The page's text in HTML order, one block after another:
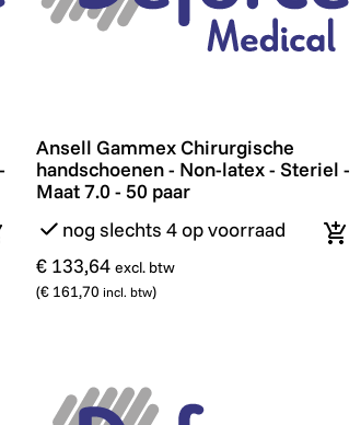
- Non-latex - Steriel - 50 paar
winkelmandje
Ansell Gammex Chirurgische
Ansell Gammex Chirurgische
handschoenen - Non-latex - Steriel -
Maat 7.0 - 50 paar
nog slechts 4 op voorraad
€ 133,64 excl. btw
(€ 161,70 incl. btw)
In